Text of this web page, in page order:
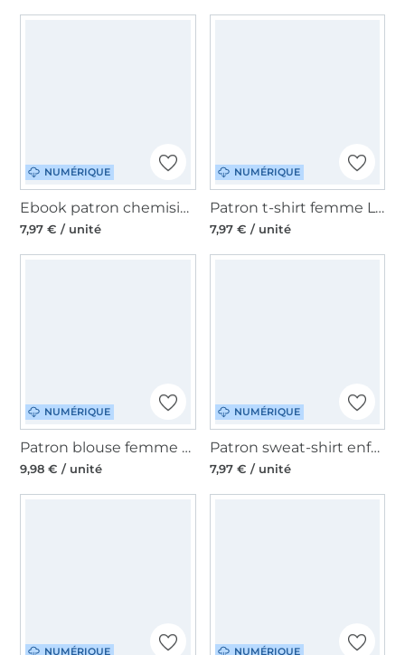
NUMÉRIQUE
Ebook patron chemisier femme Lavina Lillesol & Pelle, en allemand
7,97 € / unité
NUMÉRIQUE
Patron t-shirt femme Luma pdf Lillesol & Pelle, en allemand
7,97 € / unité
NUMÉRIQUE
Patron blouse femme pdf Eloisa Lillesol & Pelle, en allemand
9,98 € / unité
NUMÉRIQUE
Patron sweat-shirt enfant pdf Comfort Lillesol & Pelle, en allemand
7,97 € / unité
NUMÉRIQUE NUMÉRIQUE